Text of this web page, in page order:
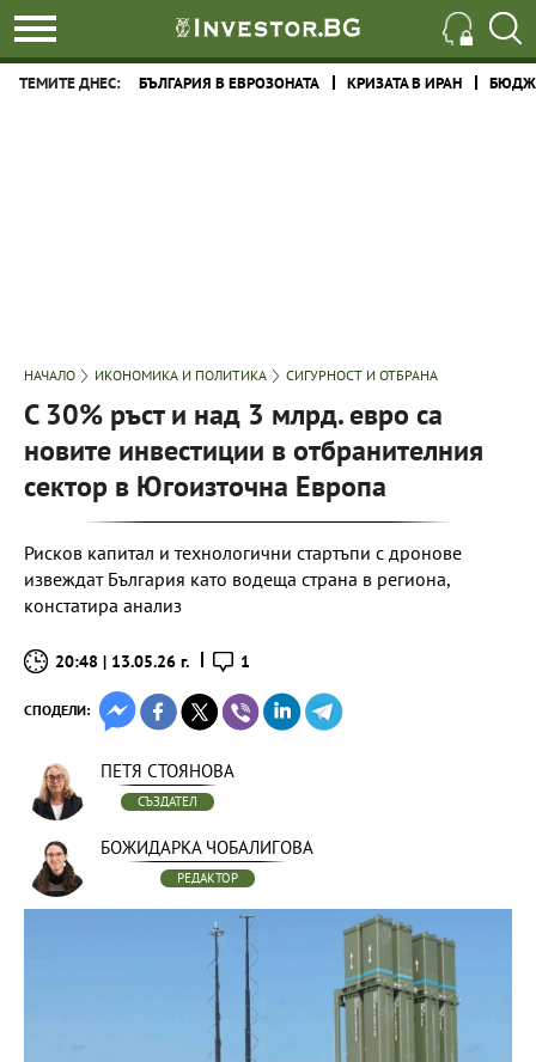
ТЕМИТЕ ДНЕС: БЪЛГАРИЯ В ЕВРОЗОНАТА КРИЗАТА В ИРАН
НАЧАЛО ИКОНОМИКА И ПОЛИТИКА СИГУРНОСТ И ОТБРАНА
С 30% ръст и над 3 млрд. евро са
новите инвестиции в отбранителния
сектор в Югоизточна Европа
Рисков капитал и технологични стартъпи с дронове
извеждат България като водеща страна в региона,
констатира анализ
20:48 | 13.05.26 г. 1
СПОДЕЛИ:
ПЕТЯ СТОЯНОВА
СЪЗДАТЕЛ
БОЖИДАРКА ЧОБАЛИГОВА
РЕДАКТОР